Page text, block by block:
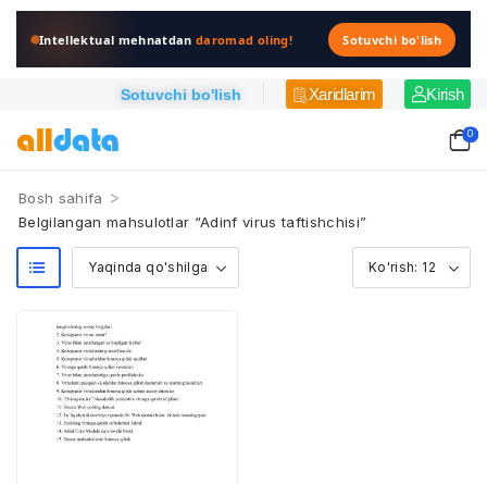
Intellektual mehnatdandaromad oling! Sotuvchi bo'lish
Sotuvchi bo'lish Xaridlarim Kirish
0
Bosh sahifa >
Belgilangan mahsulotlar “Adinf virus taftishchisi”